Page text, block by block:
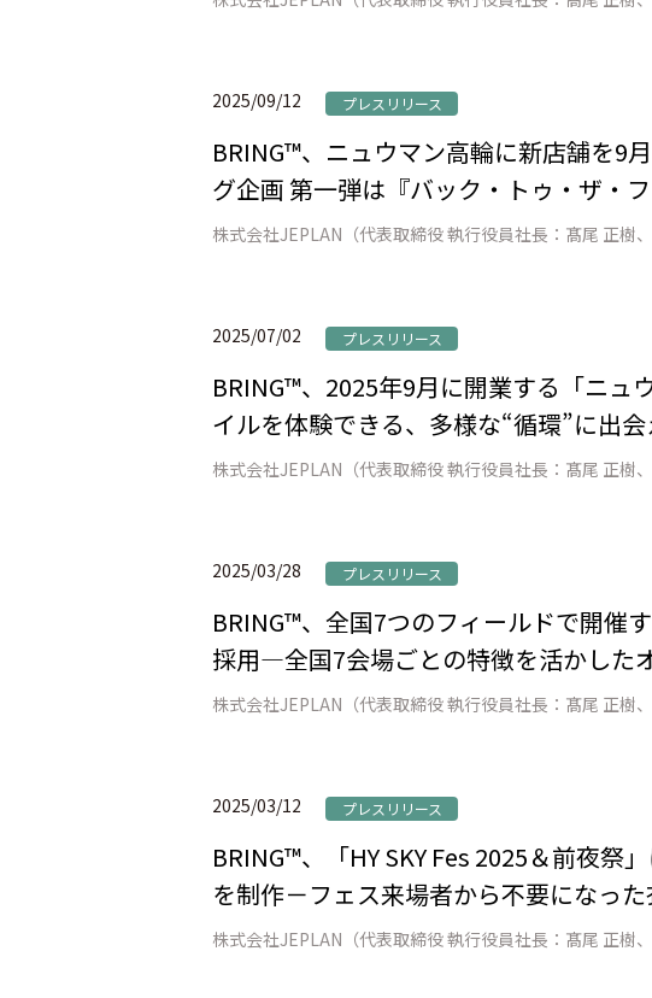
2025/09/12 プレスリリース
BRING™、ニュウマン高輪に新店舗を9
グ企画 第一弾は『バック・トゥ・ザ・
2025/07/02 プレスリリース
BRING™、2025年9月に開業する「ニ
イルを体験できる、多様な“循環”に出
2025/03/28 プレスリリース
BRING™、全国7つのフィールドで開催
採用―全国7会場ごとの特徴を活かした
2025/03/12 プレスリリース
BRING™、「HY SKY Fes 2025＆前夜祭
を制作－フェス来場者から不要になっ